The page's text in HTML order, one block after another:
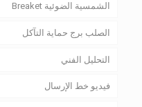
الشمسية الضوئية Breaket
الصلب برج حماية التآكل
التحليل الفني
فيديو خط الإرسال